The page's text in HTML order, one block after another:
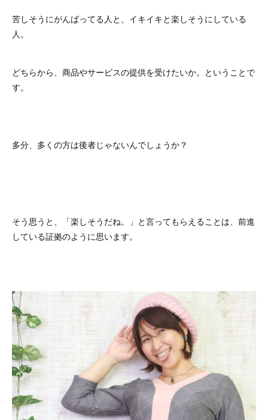
苦しそうにがんばってる人と、イキイキと楽しそうにしている
人。
どちらから、商品やサービスの提供を受けたいか。ということで
す。
多分、多くの方は後者じゃないんでしょうか？
そう思うと、「楽しそうだね。」と言ってもらえることは、前進
している証拠のように思います。